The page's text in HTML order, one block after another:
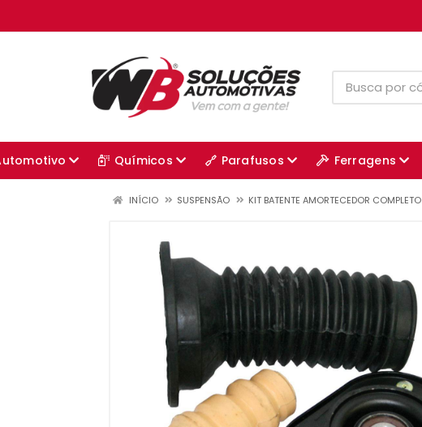
Químicos Parafusos Ferragens
INÍCIO SUSPENSÃO KIT BATENTE AMORTECEDOR COMPLETO